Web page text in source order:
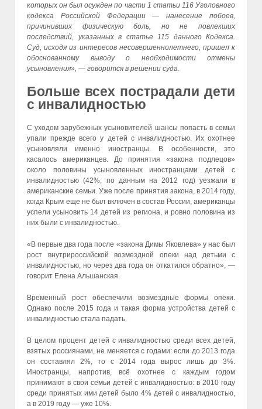
которых он был осужден по части 1 статьи 116 Уголовного
кодекса Российской Федерации — нанесение побоев,
причинивших физическую боль, но не повлекших
последствий, указанных в статье 115 данного Кодекса.
Суд, исходя из интересов несовершеннолетнего, пришел к
обоснованному выводу о необходимости отмены
усыновления», — говорится в решении суда.
Больше всех пострадали дети
с инвалидностью
С уходом зарубежных усыновителей шансы попасть в семьи
упали прежде всего у детей с инвалидностью. Их охотнее
усыновляли именно иностранцы. В особенности, это
касалось американцев. До принятия «закона подлецов»
около половины усыновленных иностранцами детей с
инвалидностью (42%, по данным на 2012 год) уезжали в
американские семьи. Уже после принятия закона, в 2014 году,
когда Крым еще не был включен в состав России, американцы
успели усыновить 14 детей из региона, и ровно половина из
них были с инвалидностью.
«В первые два года после «закона Димы Яковлева» у нас был
рост внутрироссийской возмездной опеки над детьми с
инвалидностью, но через два года он откатился обратно», —
говорит Елена Альшанская.
Временный рост обеспечили возмездные формы опеки.
Однако после 2015 года и такая форма устройства детей с
инвалидностью стала падать.
В целом процент детей с инвалидностью среди всех детей,
взятых россиянами, не меняется с годами: если до 2013 года
он составлял 2%, то с 2014 года вырос лишь до 3%.
Иностранцы, напротив, всё охотнее с каждым годом
принимают в свои семьи детей с инвалидностью: в 2010 году
среди принятых ими детей было 4% детей с инвалидностью,
а в 2019 году — уже 10%.